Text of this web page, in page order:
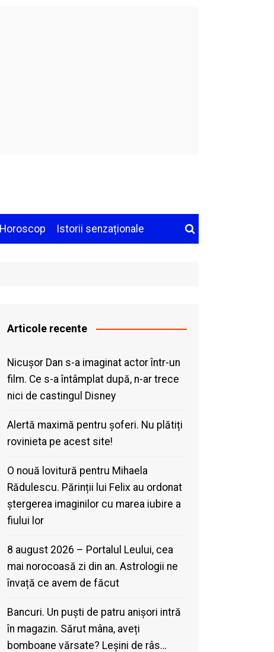
Horoscop Istorii senzaționale
Articole recente
Nicușor Dan s-a imaginat actor într-un
film. Ce s-a întâmplat după, n-ar trece
nici de castingul Disney
Alertă maximă pentru șoferi. Nu plătiți
rovinieta pe acest site!
O nouă lovitură pentru Mihaela
Rădulescu. Părinții lui Felix au ordonat
ștergerea imaginilor cu marea iubire a
fiului lor
8 august 2026 – Portalul Leului, cea
mai norocoasă zi din an. Astrologii ne
învață ce avem de făcut
Bancuri. Un puști de patru anișori intră
în magazin. Sărut mâna, aveți
bomboane vărsate? Leșini de râs…